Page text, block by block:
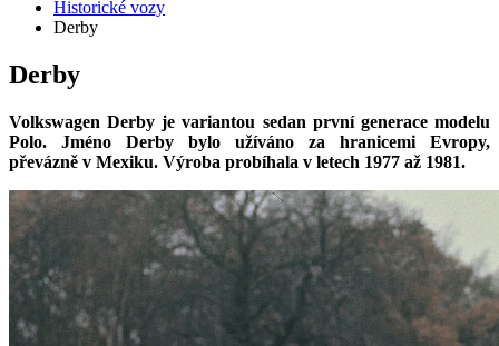
Historické vozy
Derby
Derby
Volkswagen Derby je variantou sedan první generace modelu
Polo. Jméno Derby bylo užíváno za hranicemi Evropy,
převázně v Mexiku. Výroba probíhala v letech 1977 až 1981.